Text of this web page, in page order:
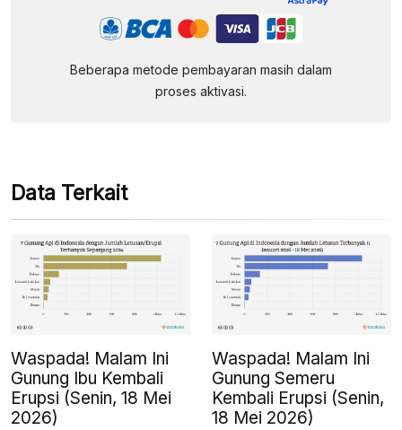
Beberapa metode pembayaran masih dalam
proses aktivasi.
Data Terkait
Waspada! Malam Ini
Gunung Ibu Kembali
Erupsi (Senin, 18 Mei
2026)
Waspada! Malam Ini
Gunung Semeru
Kembali Erupsi (Senin,
18 Mei 2026)